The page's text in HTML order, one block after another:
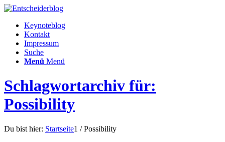
Keynoteblog
Kontakt
Impressum
Suche
Menü Menü
Schlagwortarchiv für:
Possibility
Du bist hier: Startseite1 / Possibility